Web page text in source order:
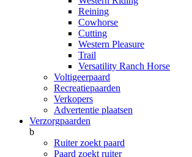
Reining
Cowhorse
Cutting
Western Pleasure
Trail
Versatility Ranch Horse
Voltigeerpaard
Recreatiepaarden
Verkopers
Advertentie plaatsen
Verzorgpaarden
b
Ruiter zoekt paard
Paard zoekt ruiter